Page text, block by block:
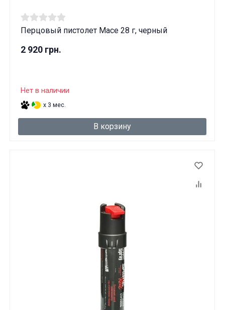
Перцовый пистолет Mace 28 г, черный
2 920 грн.
Нет в наличии
x 3 мес.
В корзину